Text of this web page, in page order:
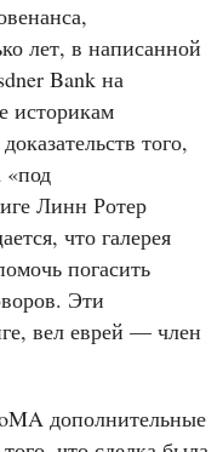
лет, в написанной
Bank на
историкам
того,
«под
Линн Ротер
что галерея
погасить
Эти
вел еврей — член
дополнительные